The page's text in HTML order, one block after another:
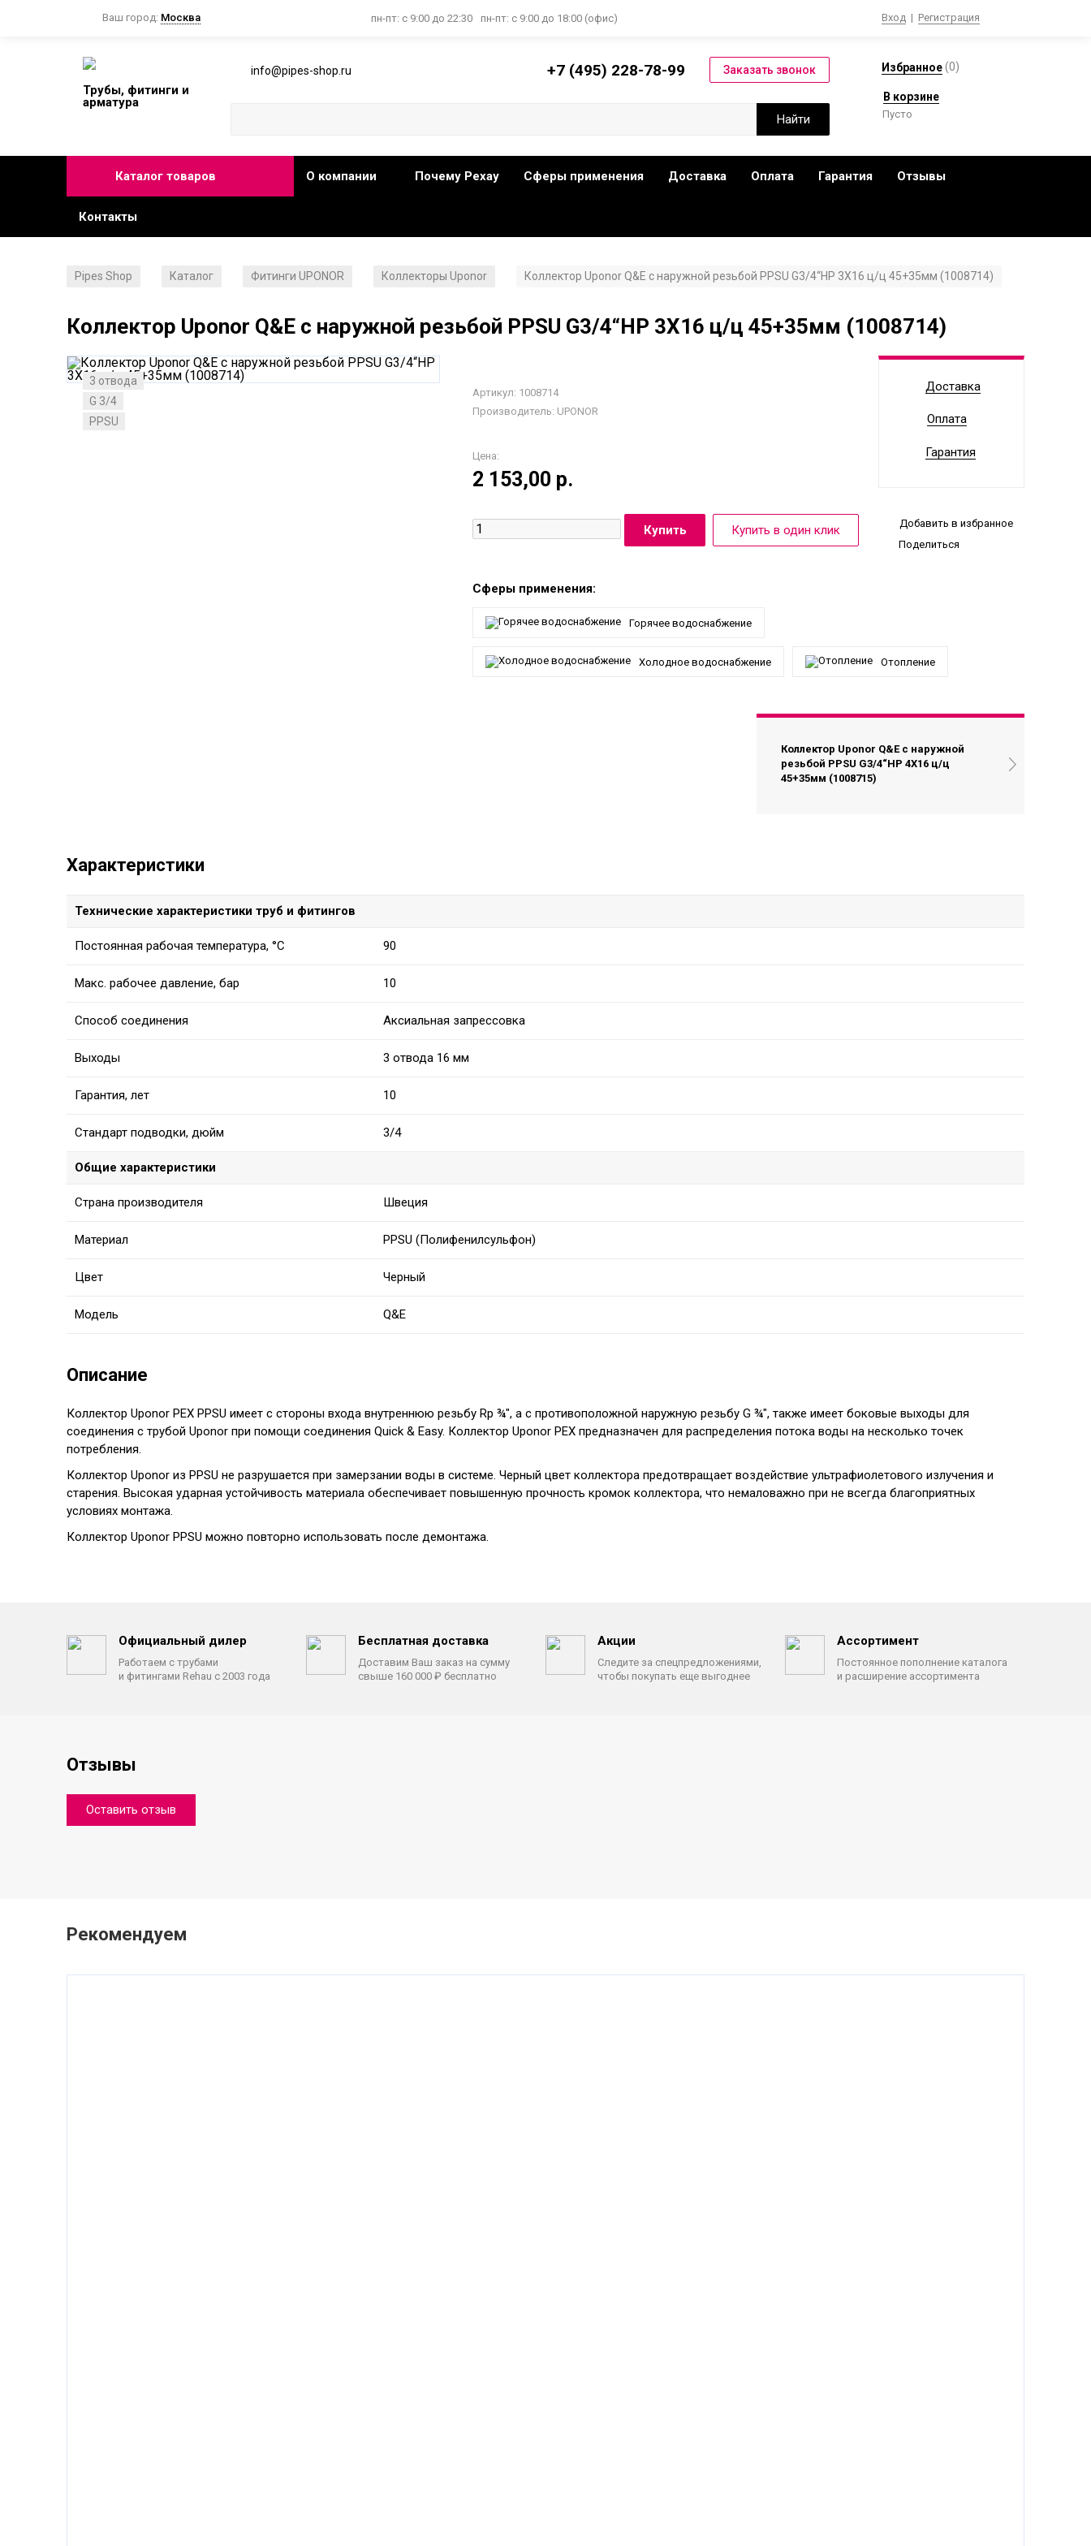
Ваш город: Москва пн-пт: с 9:00 до 22:30 пн-пт: с 9:00 до 18:00 (офис) Вход | Регистрация
Трубы, фитинги и
арматура
info@pipes-shop.ru +7 (495) 228-78-99 Избранное(0)
В корзине
Пусто
Каталог товаров О компании Почему Рехау Сферы применения Доставка Оплата Гарантия Отзывы
Контакты
Pipes Shop Каталог Фитинги UPONOR Коллекторы Uponor Коллектор Uponor Q&E с наружной резьбой PPSU G3/4“НР 3X16 ц/ц 45+35мм (1008714)
Коллектор Uponor Q&E с наружной резьбой PPSU G3/4“НР 3X16 ц/ц 45+35мм (1008714)
3 отвода
G 3/4
PPSU
Артикул: 1008714
Производитель: UPONOR
Цена:
2 153,00 р.
Доставка
Оплата
Гарантия
Добавить в избранное
Поделиться
Сферы применения:
Горячее водоснабжение
Холодное водоснабжение Отопление
Коллектор Uponor Q&E с наружной
резьбой PPSU G3/4“НР 4X16 ц/ц
45+35мм (1008715)
Характеристики
Технические характеристики труб и фитингов
Постоянная рабочая температура, °C 90
Макс. рабочее давление, бар 10
Способ соединения Аксиальная запрессовка
Выходы 3 отвода 16 мм
Гарантия, лет 10
Стандарт подводки, дюйм 3/4
Общие характеристики
Страна производителя Швеция
Материал PPSU (Полифенилсульфон)
Цвет Черный
Модель Q&E
Описание
Коллектор Uponor PEX PPSU имеет с стороны входа внутреннюю резьбу Rp ¾", а с противоположной наружную резьбу G ¾", также имеет боковые выходы для
соединения с трубой Uponor при помощи соединения Quick & Easy. Коллектор Uponor PEX предназначен для распределения потока воды на несколько точек
потребления.
Коллектор Uponor из PPSU не разрушается при замерзании воды в системе. Черный цвет коллектора предотвращает воздействие ультрафиолетового излучения и
старения. Высокая ударная устойчивость материала обеспечивает повышенную прочность кромок коллектора, что немаловажно при не всегда благоприятных
условиях монтажа.
Коллектор Uponor PPSU можно повторно использовать после демонтажа.
Официальный дилер
Работаем с трубами
и фитингами Rehau с 2003 года
Бесплатная доставка
Доставим Ваш заказ на сумму
свыше 160 000 ₽ бесплатно
Акции
Следите за спецпредложениями,
чтобы покупать еще выгоднее
Ассортимент
Постоянное пополнение каталога
и расширение ассортимента
Отзывы
Оставить отзыв
Рекомендуем